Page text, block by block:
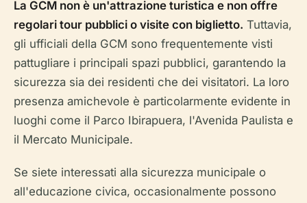
La GCM non è un'attrazione turistica e non offre
regolari tour pubblici o visite con biglietto. Tuttavia,
gli ufficiali della GCM sono frequentemente visti
pattugliare i principali spazi pubblici, garantendo la
sicurezza sia dei residenti che dei visitatori. La loro
presenza amichevole è particolarmente evidente in
luoghi come il Parco Ibirapuera, l'Avenida Paulista e
il Mercato Municipale.
Se siete interessati alla sicurezza municipale o
all'educazione civica, occasionalmente possono